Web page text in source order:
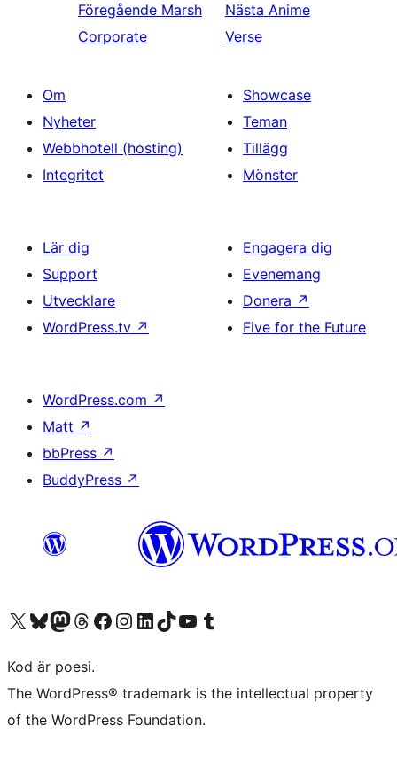
Föregående Marsh
Corporate
Nästa Anime
Verse
Om
Nyheter
Webbhotell (hosting)
Integritet
Showcase
Teman
Tillägg
Mönster
Lär dig
Support
Utvecklare
WordPress.tv ↗
Engagera dig
Evenemang
Donera ↗
Five for the Future
WordPress.com ↗
Matt ↗
bbPress ↗
BuddyPress ↗
Besök vår X-konto (f.d. Twitter)
Besök vårt Bluesky-konto
Besök vårt Mastodon-konto
Besök vårt Thread-konto
Besök vår Facebook-sidaBesök vårt Instagram-konto
Besök vårt LinkedIn-konto
Besök vårt TikTok-konto
Besök vår YouTube-kanalBesök vårt Tumblr-konto
Kod är poesi.
The WordPress® trademark is the intellectual property
of the WordPress Foundation.